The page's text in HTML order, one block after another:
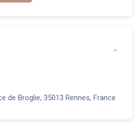
de Broglie, 35013 Rennes, France